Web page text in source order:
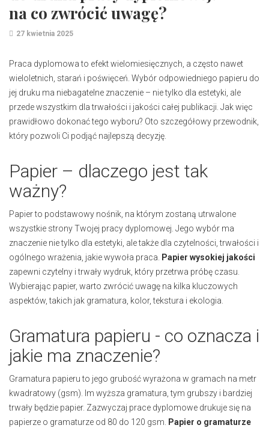
na co zwrócić uwagę?
27 kwietnia 2025
Praca dyplomowa to efekt wielomiesięcznych, a często nawet
wieloletnich, starań i poświęceń. Wybór odpowiedniego papieru do
jej druku ma niebagatelne znaczenie – nie tylko dla estetyki, ale
przede wszystkim dla trwałości i jakości całej publikacji. Jak więc
prawidłowo dokonać tego wyboru? Oto szczegółowy przewodnik,
który pozwoli Ci podjąć najlepszą decyzję.
Papier – dlaczego jest tak
ważny?
Papier to podstawowy nośnik, na którym zostaną utrwalone
wszystkie strony Twojej pracy dyplomowej. Jego wybór ma
znaczenie nie tylko dla estetyki, ale także dla czytelności, trwałości i
ogólnego wrażenia, jakie wywoła praca.
Papier wysokiej jakości
zapewni czytelny i trwały wydruk, który przetrwa próbę czasu.
Wybierając papier, warto zwrócić uwagę na kilka kluczowych
aspektów, takich jak gramatura, kolor, tekstura i ekologia.
Gramatura papieru - co oznacza i
jakie ma znaczenie?
Gramatura papieru to jego grubość wyrażona w gramach na metr
kwadratowy (gsm). Im wyższa gramatura, tym grubszy i bardziej
trwały będzie papier. Zazwyczaj prace dyplomowe drukuje się na
papierze o gramaturze od 80 do 120 gsm.
Papier o gramaturze